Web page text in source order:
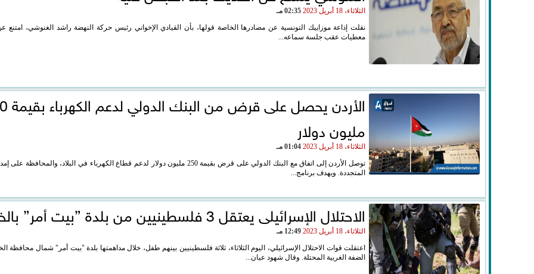
الثلاثاء، 18 أبريل 2023
02:35 مـ
نقلت إذاعة موزاييك التونسية عن مصادرها الخاصة قولها، بأن القيادي الإخواني رئيس حركة النهضة راشد الغنوشي، امتنع عن
معطيات عقب جلسة سماعه...
الأردن
مليون دولار
الثلاثاء، 18 أبريل 2023
01:04 مـ
توصل الأردن إلى اتفاق مع البنك الدولي على قرض بقيمة 250 مليون دولار لدعم قطاع الكهرباء في البلاد،
المتجددة. ويهدف برنامج...
الاحتلال الإسرائيلى يعتقل 3 فلسطينيين من بلدة ”بيت أمر” بالخليل
الثلاثاء، 18 أبريل 2023
12:49 مـ
اعتقلت قوات الاحتلال الإسرائيلي، اليوم الثلاثاء، ثلاثة فلسطينيين بينهم طفل، خلال مداهمتها بلدة "بيت أمر" شمال محافظة
الضفة الغربية المحتلة. وقال شهود عيان...